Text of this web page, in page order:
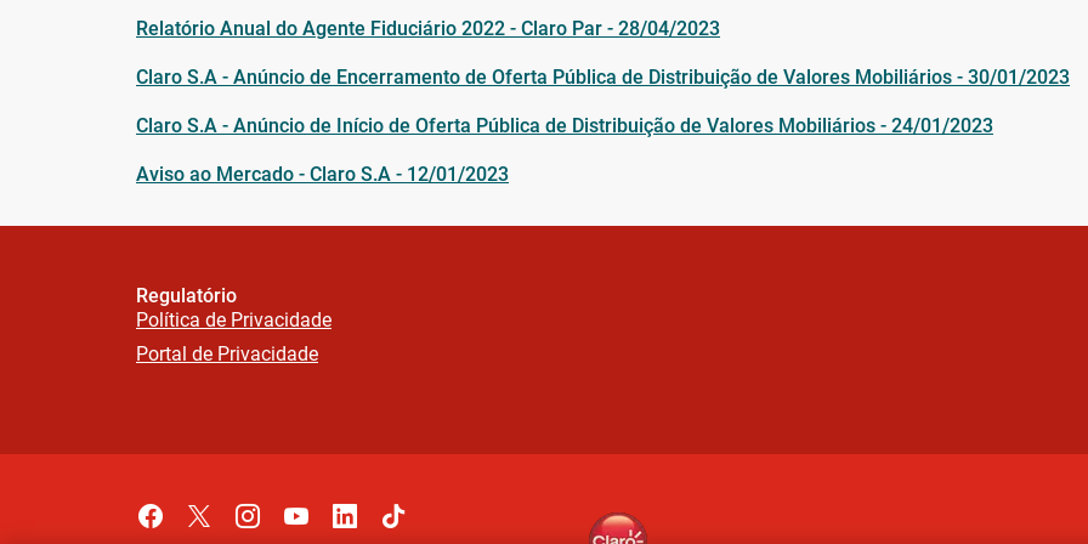
Relatório Anual do Agente Fiduciário 2022 - Claro Par - 28/04/2023
Claro S.A - Anúncio de Encerramento de Oferta Pública de Distribuição de Valores Mobiliários - 30/01/2023
Claro S.A - Anúncio de Início de Oferta Pública de Distribuição de Valores Mobiliários - 24/01/2023
Aviso ao Mercado - Claro S.A - 12/01/2023
Regulatório
Política de Privacidade
Portal de Privacidade